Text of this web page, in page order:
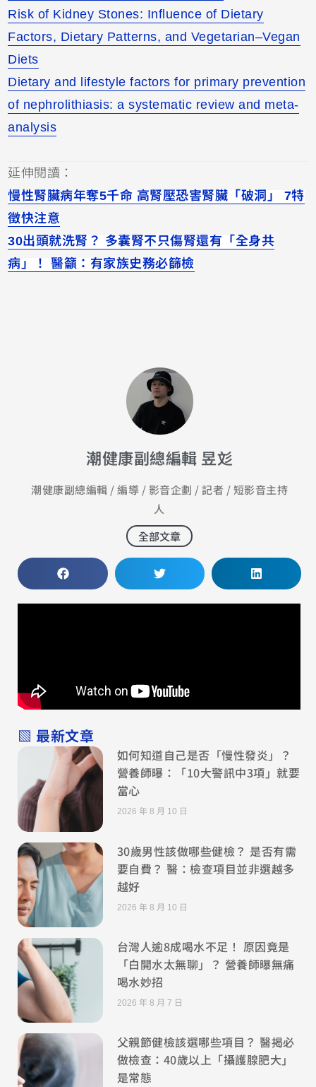
Risk of Kidney Stones: Influence of Dietary
Factors, Dietary Patterns, and Vegetarian–Vegan
Diets
Dietary and lifestyle factors for primary prevention
of nephrolithiasis: a systematic review and meta-
analysis
延伸閱讀：
慢性腎臟病年奪5千命 高腎壓恐害腎臟「破洞」 7特
徵快注意
30出頭就洗腎？ 多囊腎不只傷腎還有「全身共
病」！ 醫籲：有家族史務必篩檢
潮健康副總編輯 昱彣
潮健康副總編輯 / 編導 / 影音企劃 / 記者 / 短影音主持
人
全部文章
▧ 最新文章
如何知道自己是否「慢性發炎」？
營養師曝：「10大警訊中3項」就要
當心
2026 年 8 月 10 日
30歲男性該做哪些健檢？ 是否有需
要自費？ 醫：檢查項目並非選越多
越好
2026 年 8 月 10 日
台灣人逾8成喝水不足！ 原因竟是
「白開水太無聊」？ 營養師曝無痛
喝水妙招
2026 年 8 月 7 日
父親節健檢該選哪些項目？ 醫揭必
做檢查：40歲以上「攝護腺肥大」
是常態